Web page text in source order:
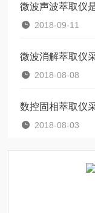
2018-09-11
2018-08-08
2018-08-03